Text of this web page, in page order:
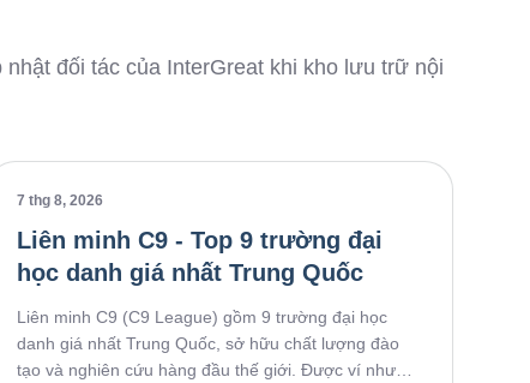
đối tác của InterGreat khi kho lưu trữ nội
7 thg 8, 2026
Liên minh C9 - Top 9 trường đại
học danh giá nhất Trung Quốc
Liên minh C9 (C9 League) gồm 9 trường đại học
danh giá nhất Trung Quốc, sở hữu chất lượng đào
tạo và nghiên cứu hàng đầu thế giới. Được ví như